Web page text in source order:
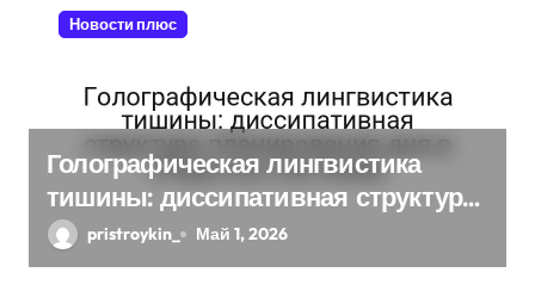
Новости плюс
Голографическая лингвистика
тишины: диссипативная структура
планирования дня в открытых
системах
pristroykin_ Май 1, 2026